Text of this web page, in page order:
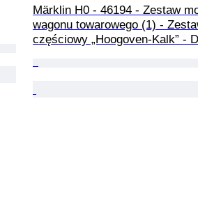
Märklin H0 - 46194 - Zestaw
wagonu towarowego (1) -
częściowy „Hoogoven-Kalk” -